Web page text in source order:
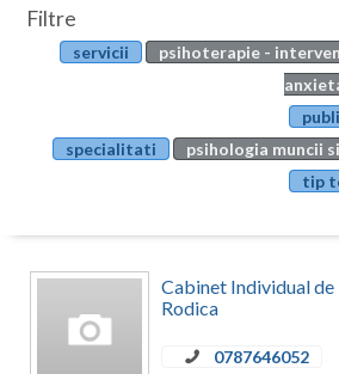
Botosani
Calarasi
Caras-Severin
Articole
Evenimente
Membri
Filtre
servicii
psihoterapie -
specialitati
psihologia muncii
tip
Cabinet Individual de
Rodica
0787646052